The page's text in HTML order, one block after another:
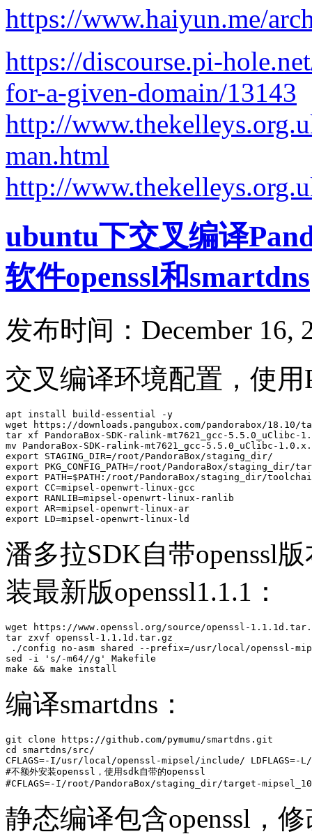
https://www.haiyun.me/
https://discourse.pi-
for-a-given-domain/13143
http://
man.html
http://
ubuntu下交叉编译
软件openssl和smartdns
发布时间：December 16,
交叉编译环境配置，使用
apt install build-essential -y
wget https://downloads.pangubox.com/pandorabox/
tar xf PandoraBox-SDK-ralink-mt7621_gcc-
mv PandoraBox-SDK-ralink-mt7621_gcc-5.5.0_uClibc-
export STAGING_DIR=/root/PandoraBox/staging_dir/
export PKG_CONFIG_PATH=/root/PandoraBox/
export PATH=$PATH:/root/PandoraBox/staging_dir/
export CC=mipsel-openwrt-linux-gcc
export RANLIB=mipsel-openwrt-linux-ranlib
export AR=mipsel-openwrt-linux-ar
export LD=mipsel-openwrt-linux-ld
潘多拉SDK自带openssl
装最新版openssl1.1.1：
wget https://www.openssl.org/source/openssl-
tar zxvf openssl-1.1.1d.tar.gz
./config no-asm shared --prefix=/usr/local/openssl-
sed -i 's/-m64//g' Makefile
make && make install
编译smartdns：
git clone https://github.com/pymumu/smartdns.git
cd smartdns/src/
CFLAGS=-I/usr/local/openssl-mipsel/include/
#不额外安装openssl，使用sdk自带的openssl
#CFLAGS=-I/root/PandoraBox/staging_dir/target-
静态编译包含openssl，